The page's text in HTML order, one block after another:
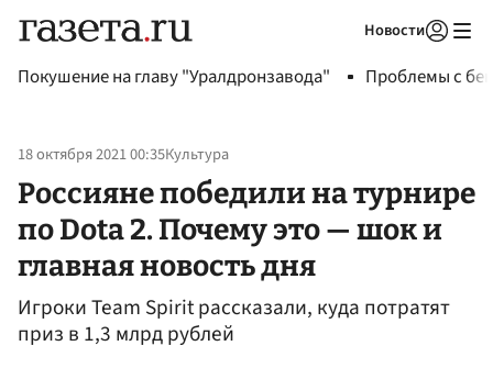
Новости
Покушение на главу "Уралдронзавода" Проблемы с
18 октября 2021 00:35Культура
Россияне победили на турнире
по Dota 2. Почему это — шок и
главная новость дня
Игроки Team Spirit рассказали, куда потратят
приз в 1,3 млрд рублей